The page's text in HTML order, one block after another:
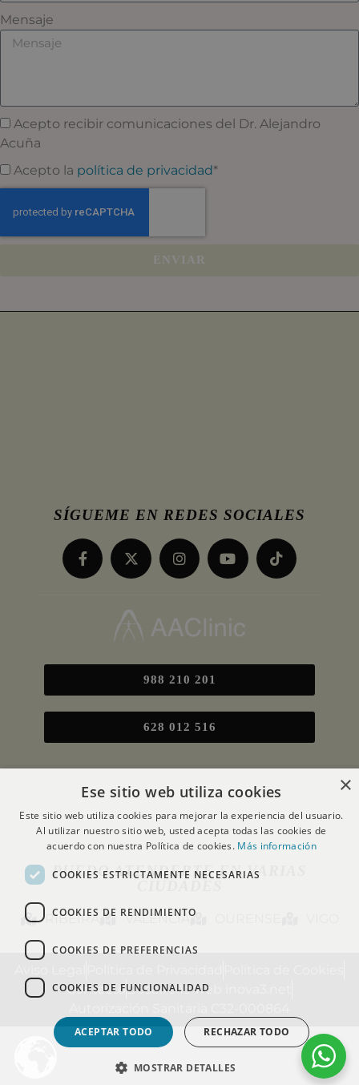
Mensaje
Acepto recibir comunicaciones del Dr. Alejandro
Acuña
Acepto la política de privacidad*
ENVIAR
SÍGUEME EN REDES SOCIALES
988 210 201
628 012 516
PUEDO ATENDERTE EN VARIAS
RIBEIRA VALENCIA
ContactoDesarrollo web inova3.net
×
Ese sitio web utiliza cookies
Este sitio web utiliza cookies para mejorar la experiencia del usuario.
Al utilizar nuestro sitio web, usted acepta todas las cookies de
acuerdo con nuestra Política de cookies. Más información
COOKIES ESTRICTAMENTE NECESARIAS
COOKIES DE RENDIMIENTO
COOKIES DE PREFERENCIAS
COOKIES DE FUNCIONALIDAD
ACEPTAR TODO RECHAZAR TODO
MOSTRAR DETALLES